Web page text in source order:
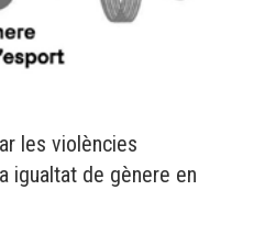
les violències
igualtat de gènere en